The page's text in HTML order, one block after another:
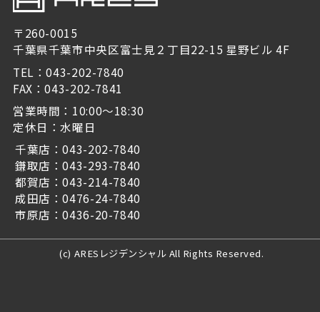
〒260-0015
千葉県千葉市中央区富士見２丁目22-15 星野ビル 4F
TEL：043-202-7840
FAX：043-202-7841
営業時間：10:00～18:30
定休日：水曜日
千葉店：043-202-7840
鎌取店：043-293-7840
都賀店：043-214-7840
成田店：0476-24-7840
市原店：0436-20-7840
(c) ARESレジデンシャル All Rights Reserved.